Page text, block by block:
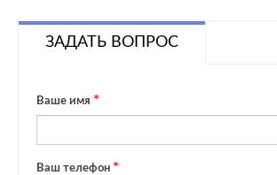
ЗАДАТЬ ВОПРОС
Ваше имя
Ваш телефон